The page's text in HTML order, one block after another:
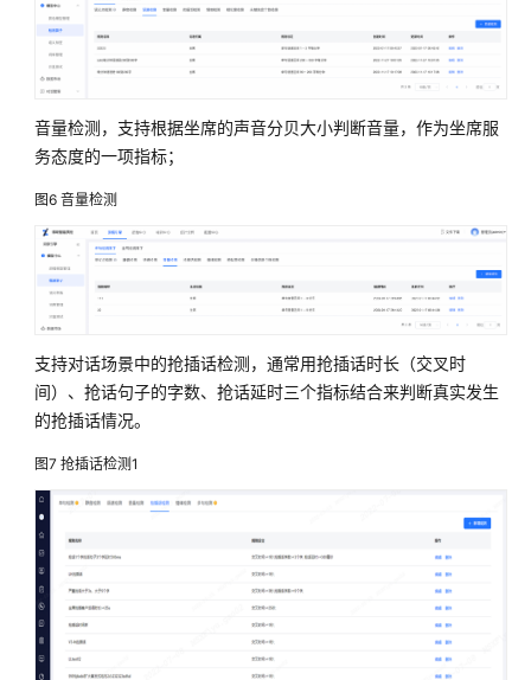
科
软
智
能
培
训
解
决
方
案
中
科
金
得
助
金
融
智
能
客
服
解
决
方
案
音量检测，支持根据坐席的声音分贝大小判断音量，作为坐席服
务态度的一项指标；
图6 音量检测
支持对话场景中的抢插话检测，通常用抢插话时长（交叉时
间）、抢话句子的字数、抢话延时三个指标结合来判断真实发生
的抢插话情况。
图7 抢插话检测1